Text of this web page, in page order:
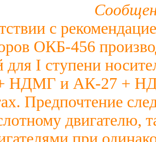
с
ОКБ-456
для I ступени
НДМГ и АК-27 +
Предпочтение
двигателю,